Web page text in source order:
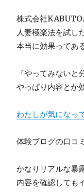
株式会社KABUTO
人妻極楽法を試し
本当に効果ってあ
『やってみない
やっぱり内容とか
わたしが気になっ
体験ブログの口コ
かなりリアルな暴
内容を確認しても